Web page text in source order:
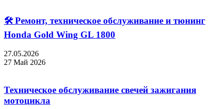
🛠 Ремонт, техническое обслуживание и тюнинг
Honda Gold Wing GL 1800
27.05.2026
27 Май 2026
Техническое обслуживание свечей зажигания
мотоцикла